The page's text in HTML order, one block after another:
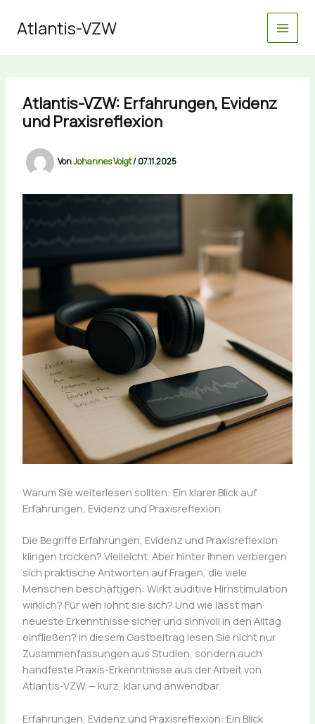
InhaltAtlantis-VZW
Atlantis-VZW: Erfahrungen, Evidenz
und Praxisreflexion
VonJohannes Voigt/07.11.2025
Warum Sie weiterlesen sollten: Ein klarer Blick auf
Erfahrungen, Evidenz und Praxisreflexion
Die Begriffe Erfahrungen, Evidenz und Praxisreflexion
klingen trocken? Vielleicht. Aber hinter ihnen verbergen
sich praktische Antworten auf Fragen, die viele
Menschen beschäftigen: Wirkt auditive Hirnstimulation
wirklich? Für wen lohnt sie sich? Und wie lässt man
neueste Erkenntnisse sicher und sinnvoll in den Alltag
einfließen? In diesem Gastbeitrag lesen Sie nicht nur
Zusammenfassungen aus Studien, sondern auch
handfeste Praxis-Erkenntnisse aus der Arbeit von
Atlantis-VZW — kurz, klar und anwendbar.
Erfahrungen, Evidenz und Praxisreflexion: Ein Blick